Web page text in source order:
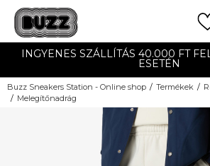
INGYENES SZÁLLÍTÁS 40.000 FT
ESETÉN
Buzz Sneakers Station - Online shop Termékek
Melegítőnadrág